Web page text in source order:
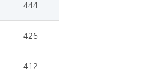
444
426
412